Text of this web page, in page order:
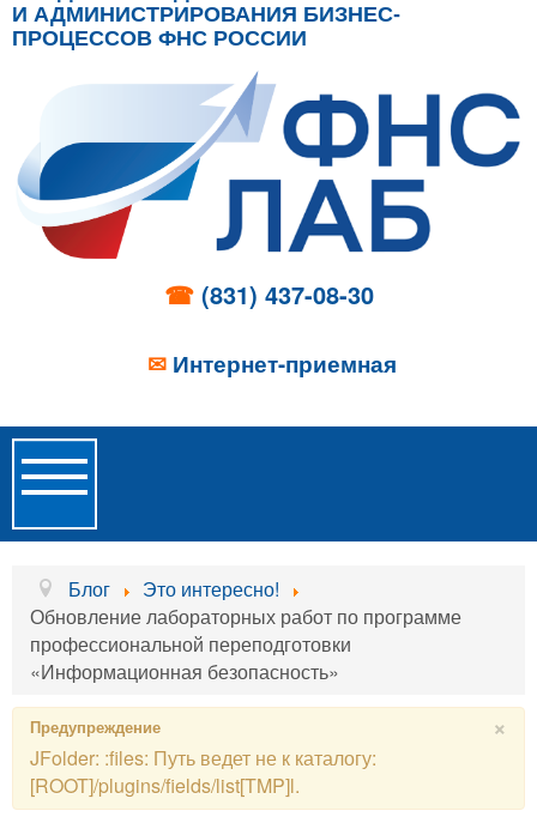
И АДМИНИСТРИРОВАНИЯ БИЗНЕС-
ПРОЦЕССОВ ФНС РОССИИ
☎ (831) 437-08-30
✉ Интернет-приемная
Toggle
Navigation
Главная
Об учреждении
Новости
Образовательные услуги
Услуги проживания
Блог
Это интересно!
Обновление лабораторных работ по программе
профессиональной переподготовки
«Информационная безопасность»
×
Предупреждение
JFolder: :files: Путь ведет не к каталогу:
[ROOT]/plugins/fields/list[TMP]l.